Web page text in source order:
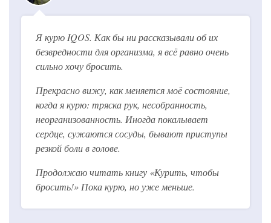
Я курю IQOS. Как бы ни рассказывали об их
безвредности для организма, я всё равно очень
сильно хочу бросить.
Прекрасно вижу, как меняется моё состояние,
когда я курю: тряска рук, несобранность,
неорганизованность. Иногда покалывает
сердце, сужаются сосуды, бывают приступы
резкой боли в голове.
Продолжаю читать книгу «Курить, чтобы
бросить!» Пока курю, но уже меньше.